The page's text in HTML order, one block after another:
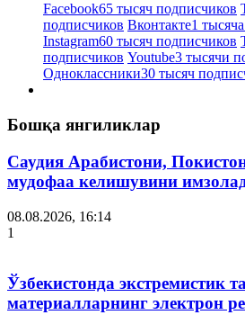
Facebook65 тысяч подписчиков
подписчиков Вконтакте1
Instagram60 тысяч подписчиков
подписчиков Youtube3 тысячи
Одноклассники30 тысяч
Бошқа янгиликлар
Саудия Арабистони,
мудофаа келишувини
08.08.2026, 16:14
1
Ўзбекистонда экстремистик
материалларнинг электрон